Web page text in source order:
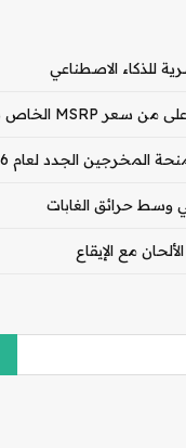
وسط حرائق الغابات